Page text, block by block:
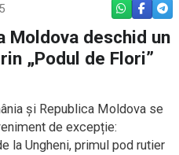
WHATSAPP
Moldova deschid un
„Podul de Flori”
și Republica Moldova se
de excepție:
la Ungheni, primul pod rutier